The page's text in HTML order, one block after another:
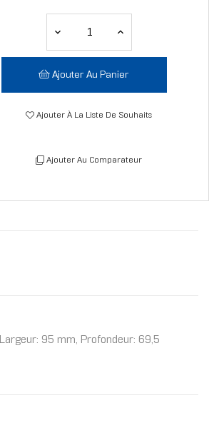
Ajouter Au Panier
Ajouter À La Liste De Souhaits
Ajouter Au Comparateur
95 mm, Profondeur: 69,5